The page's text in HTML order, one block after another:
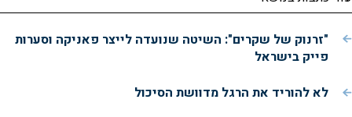
"זרנוק של שקרים": השיטה שנועדה לייצר פאניקה וסערות
פייק בישראל
לא להוריד את הרגל מדוושת הסיכול